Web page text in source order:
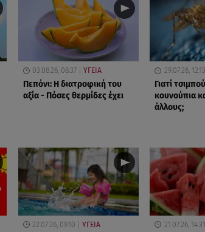
03.08.26, 08:37 ΥΓΕΙΑ
Πεπόνι: Η διατροφική του
αξία - Πόσες θερμίδες έχει
29.07.26, 12:13
Γιατί
κουνούπια
άλλους;
22.07.26, 09:10 ΥΓΕΙΑ 21.07.26, 14:31